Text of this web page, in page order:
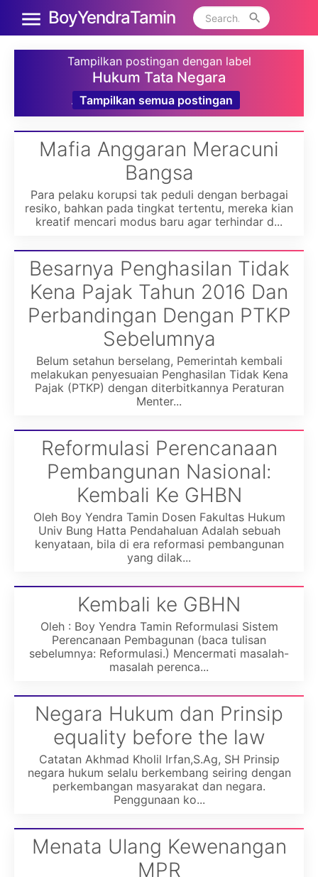
Boy Yendra Tamin
Tampilkan postingan dengan label
Hukum Tata Negara
. Tampilkan semua postingan
Mafia Anggaran Meracuni
Bangsa
Para pelaku korupsi tak peduli dengan berbagai
resiko, bahkan pada tingkat tertentu, mereka kian
kreatif mencari modus baru agar terhindar d...
Besarnya Penghasilan Tidak
Kena Pajak Tahun 2016 Dan
Perbandingan Dengan PTKP
Sebelumnya
Belum setahun berselang, Pemerintah kembali
melakukan penyesuaian Penghasilan Tidak Kena
Pajak (PTKP) dengan diterbitkannya Peraturan
Menter...
Reformulasi Perencanaan
Pembangunan Nasional:
Kembali Ke GHBN
Oleh Boy Yendra Tamin Dosen Fakultas Hukum
Univ Bung Hatta Pendahaluan Adalah sebuah
kenyataan, bila di era reformasi pembangunan
yang dilak...
Kembali ke GBHN
Oleh : Boy Yendra Tamin Reformulasi Sistem
Perencanaan Pembagunan (baca tulisan
sebelumnya: Reformulasi.) Mencermati masalah-
masalah perenca...
Negara Hukum dan Prinsip
equality before the law
Catatan Akhmad Kholil Irfan,S.Ag, SH Prinsip
negara hukum selalu berkembang seiring dengan
perkembangan masyarakat dan negara.
Penggunaan ko...
Menata Ulang Kewenangan
MPR